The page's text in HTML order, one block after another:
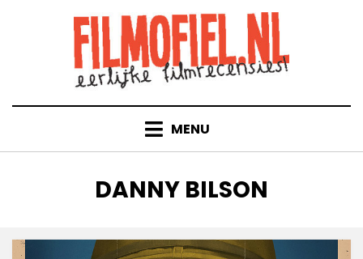
MENU
TAG
:
DANNY BILSON